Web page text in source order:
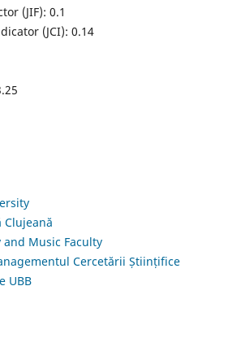
(JIF): 0.1
(JCI): 0.14
Clujeană
and Music Faculty
Cercetării Științifice
UBB